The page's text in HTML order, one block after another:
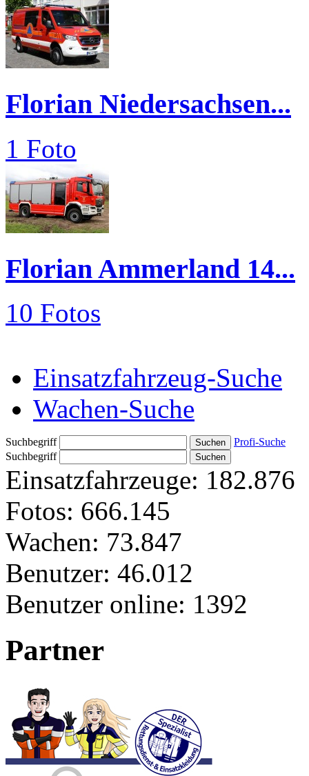
Florian Niedersachsen...
1 Foto
Florian Ammerland 14...
10 Fotos
Einsatzfahrzeug-Suche
Wachen-Suche
Suchbegriff
Profi-Suche
Suchbegriff
Einsatzfahrzeuge: 182.876
Fotos: 666.145
Wachen: 73.847
Benutzer: 46.012
Benutzer online: 1392
Partner